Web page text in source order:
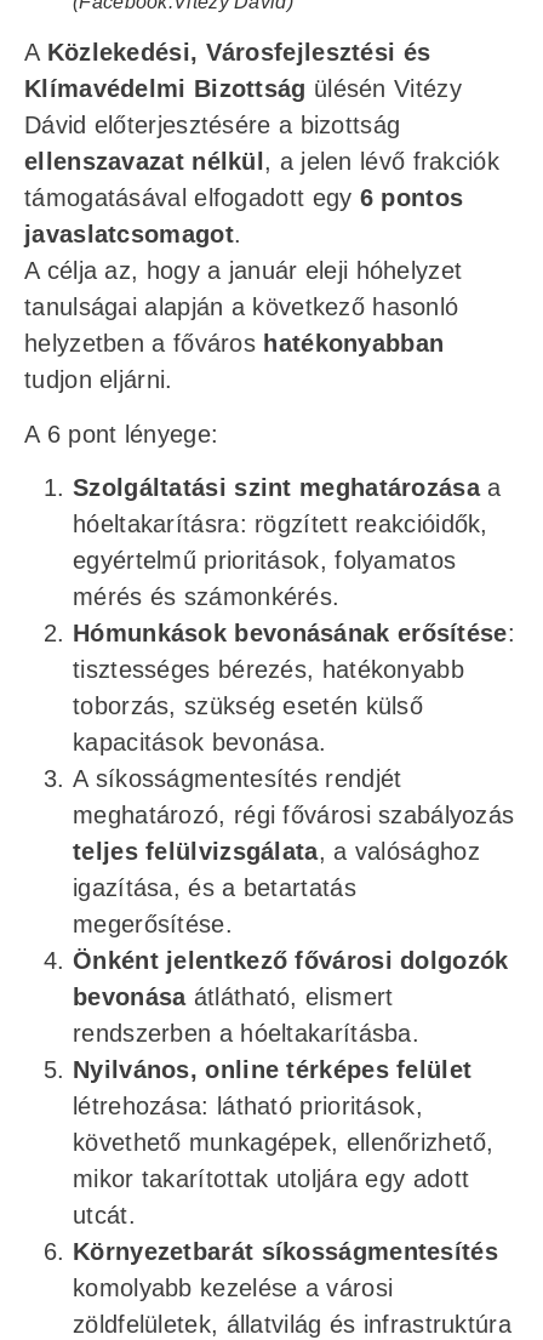
A Közlekedési, Városfejlesztési és
Klímavédelmi Bizottság ülésén Vitézy
Dávid előterjesztésére a bizottság
ellenszavazat nélkül , a jelen lévő frakciók
támogatásával elfogadott egy 6 pontos
javaslatcsomagot.
A célja az, hogy a január eleji hóhelyzet
tanulságai alapján a következő hasonló
helyzetben a főváros hatékonyabban
tudjon eljárni.
A 6 pont lényege:
Szolgáltatási szint meghatározásaa
hóeltakarításra: rögzített reakcióidők,
egyértelmű prioritások, folyamatos
mérés és számonkérés.
Hómunkások bevonásának erősítése:
tisztességes bérezés, hatékonyabb
toborzás, szükség esetén külső
kapacitások bevonása.
A síkosságmentesítés rendjét
meghatározó, régi fővárosi szabályozás
teljes felülvizsgálata, a valósághoz
igazítása, és a betartatás
megerősítése.
Önként jelentkező fővárosi dolgozók
bevonásaátlátható, elismert
rendszerben a hóeltakarításba.
Nyilvános, online térképes felület
létrehozása: látható prioritások,
követhető munkagépek, ellenőrizhető,
mikor takarítottak utoljára egy adott
utcát.
Környezetbarát síkosságmentesítés
komolyabb kezelése a városi
zöldfelületek, állatvilág és infrastruktúra